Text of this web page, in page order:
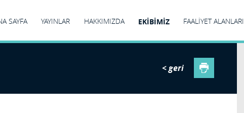
SAYFA YAYINLAR HAKKIMIZDA EKİBİMİZ FAALİYET ALANLARI
< geri